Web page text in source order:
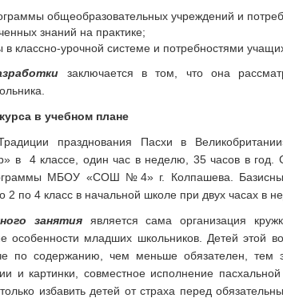
общеобразовательных учреждений и
знаний на практике;
классно-урочной системе и потребностями
заключается в том, что она
в учебном плане
празднования Пасхи в
в 4 классе, один час в неделю, 35 часов в год.
МБОУ «СОШ №4» г. Колпашева.
2 по 4 класс в начальной школе при двух часах в
занятияявляется сама организация
особенности младших школьников. Детей этой
по содержанию, чем меньше обязателен, тем
и картинки, совместное исполнение
избавить детей от страха перед